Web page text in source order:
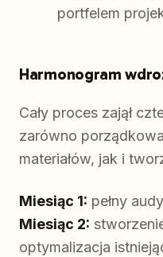
portfelem
Harmonogram
Cały proces zajął
zarówno
materiałów, jak i
Miesiąc 1: pełny
Miesiąc 2:
optymalizacja